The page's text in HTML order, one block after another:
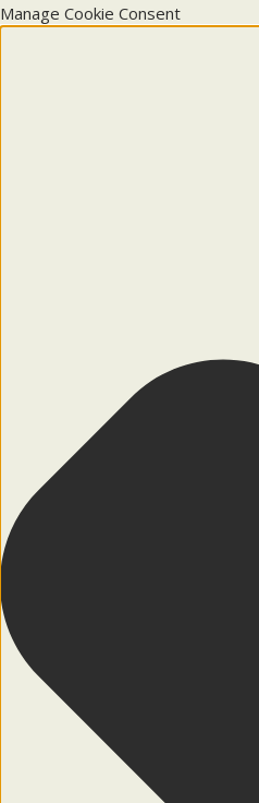
Manage Cookie Consent